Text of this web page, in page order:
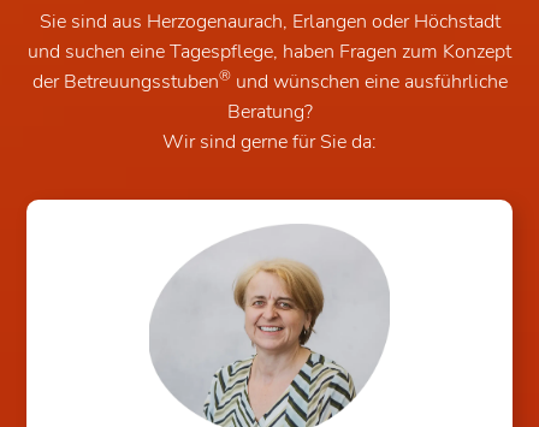
Sie sind aus Herzogenaurach, Erlangen oder Höchstadt
und suchen eine Tagespflege, haben Fragen zum Konzept
der Betreuungsstuben®und wünschen eine ausführliche
Beratung?
Wir sind gerne für Sie da: